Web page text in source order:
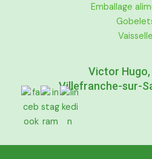
Emballage
Vaisselle
Victor Hugo,
Villefranche-sur-